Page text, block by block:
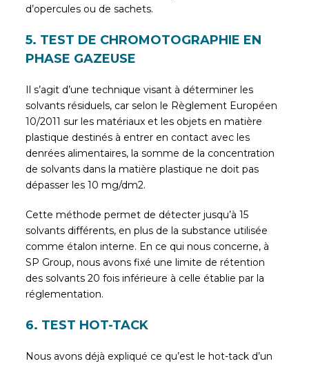
d’opercules ou de sachets.
5. TEST DE CHROMOTOGRAPHIE EN
PHASE GAZEUSE
Il s’agit d’une technique visant à déterminer les
solvants résiduels, car selon le Règlement Européen
10/2011 sur les matériaux et les objets en matière
plastique destinés à entrer en contact avec les
denrées alimentaires, la somme de la concentration
de solvants dans la matière plastique ne doit pas
dépasser les 10 mg/dm2.
Cette méthode permet de détecter jusqu’à 15
solvants différents, en plus de la substance utilisée
comme étalon interne. En ce qui nous concerne, à
SP Group, nous avons fixé une limite de rétention
des solvants 20 fois inférieure à celle établie par la
réglementation.
6. TEST HOT-TACK
Nous avons déjà expliqué ce qu’est le hot-tack d’un